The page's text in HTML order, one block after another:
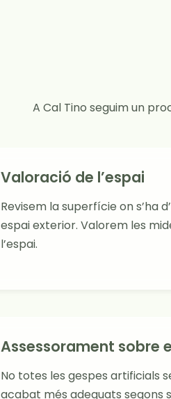
A Cal Tino seguim un
Valoració de l’espai
Revisem la superfície on s’ha
espai exterior. Valorem les
l’espai.
Assessorament sobre
No totes les gespes artificials
acabat més adequats segons